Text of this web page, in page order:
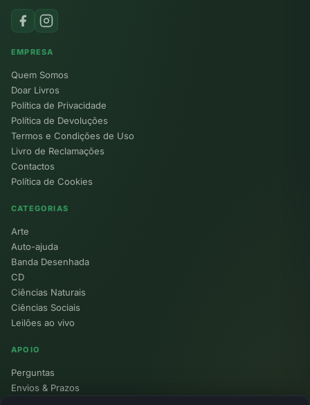
EMPRESA
Quem Somos
Doar Livros
Política de Privacidade
Política de Devoluções
Termos e Condições de Uso
Livro de Reclamações
Contactos
Política de Cookies
CATEGORIAS
Arte
Auto-ajuda
Banda Desenhada
CD
Ciências Naturais
Ciências Sociais
Leilões ao vivo
APOIO
Perguntas
Envios & Prazos